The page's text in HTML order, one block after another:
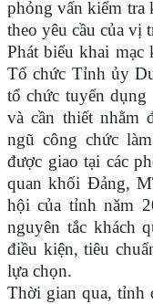
phỏng vấn kiểm tra
theo yêu cầu của vị
Phát biểu khai
Tổ chức Tỉnh ủy
tổ chức tuyển
và cần thiết nhằm
ngũ công chức
được giao tại các
quan khối Đảng,
hội của tỉnh năm
nguyên tắc khách
điều kiện, tiêu
lựa chọn.
Thời gian qua, tỉnh